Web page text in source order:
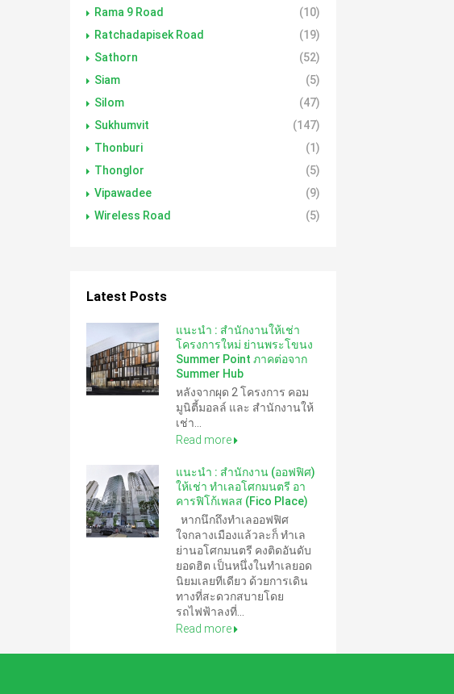
Rama 9 Road
(10)
Ratchadapisek Road
(19)
Sathorn
(52)
Siam
(5)
Silom
(47)
Sukhumvit
(147)
Thonburi
(1)
Thonglor
(5)
Vipawadee
(9)
Wireless Road
(5)
Latest Posts
แนะนำ : สำนักงานให้เช่า
โครงการใหม่ ย่านพระโขนง
Summer Point ภาคต่อจาก
Summer Hub
หลังจากผุด 2 โครงการ คอม
มูนิตี้มอลล์ และ สำนักงานให้
เช่า...
Read more
แนะนำ : สำนักงาน (ออฟฟิศ)
ให้เช่า ทำเลอโศกมนตรี อา
คารฟิโก้เพลส (Fico Place)
หากนึกถึงทำเลออฟฟิศ
ใจกลางเมืองแล้วละก็ ทำเล
ย่านอโศกมนตรี คงติดอันดับ
ยอดฮิต เป็นหนึ่งในทำเลยอด
นิยมเลยทีเดียว ด้วยการเดิน
ทางที่สะดวกสบายโดย
รถไฟฟ้าลงที่...
Read more